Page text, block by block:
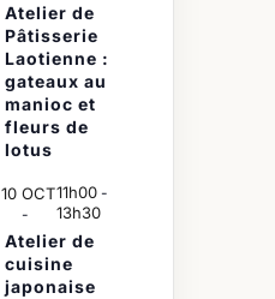
Atelier de
Pâtisserie
Laotienne :
gateaux au
manioc et
fleurs de
lotus
10 OCT11h00 -
13h30
Atelier de
cuisine
japonaise